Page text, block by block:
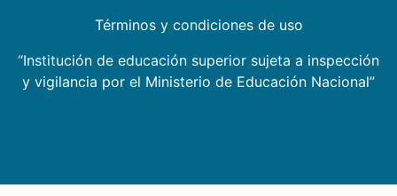
Términos y condiciones de uso
“Institución de educación superior sujeta a inspección
y vigilancia por el Ministerio de Educación Nacional”